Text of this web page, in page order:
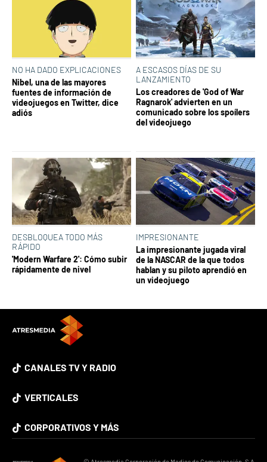
NO HA DADO EXPLICACIONES
Nibel, una de las mayores
fuentes de información de
videojuegos en Twitter, dice
adiós
A ESCASOS DÍAS DE SU
LANZAMIENTO
Los creadores de 'God of War
Ragnarok' advierten en un
comunicado sobre los spoílers
del videojuego
DESBLOQUEA TODO MÁS
RÁPIDO
'Modern Warfare 2': Cómo subir
rápidamente de nivel
IMPRESIONANTE
La impresionante jugada viral
de la NASCAR de la que todos
hablan y su piloto aprendió en
un videojuego
CANALES TV Y RADIO
VERTICALES
CORPORATIVOS Y MÁS